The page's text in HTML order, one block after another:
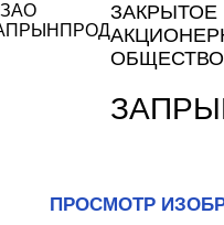
ЗАКРЫТОЕ
ОБЩЕСТВО
ПРОСМОТР